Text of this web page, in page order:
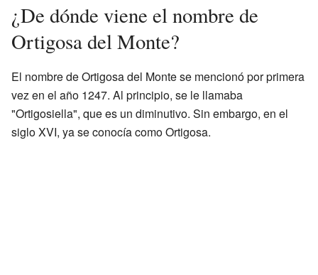
¿De dónde viene el nombre de
Ortigosa del Monte?
El nombre de Ortigosa del Monte se mencionó por primera
vez en el año 1247. Al principio, se le llamaba
"Ortigosiella", que es un diminutivo. Sin embargo, en el
siglo XVI, ya se conocía como Ortigosa.